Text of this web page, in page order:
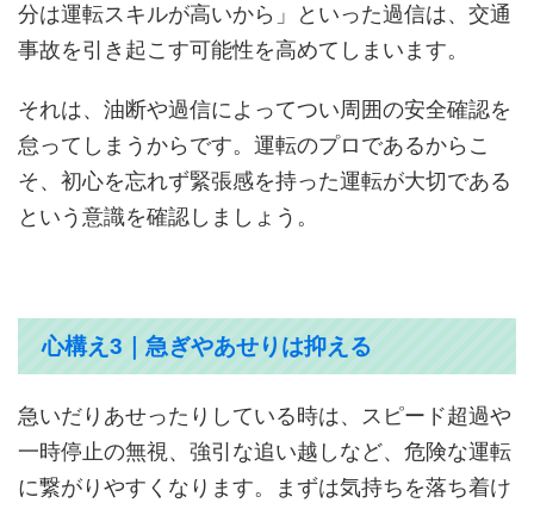
分は運転スキルが高いから」といった過信は、交通
事故を引き起こす可能性を高めてしまいます。
それは、油断や過信によってつい周囲の安全確認を
怠ってしまうからです。運転のプロであるからこ
そ、初心を忘れず緊張感を持った運転が大切である
という意識を確認しましょう。
心構え3｜急ぎやあせりは抑える
急いだりあせったりしている時は、スピード超過や
一時停止の無視、強引な追い越しなど、危険な運転
に繋がりやすくなります。まずは気持ちを落ち着け